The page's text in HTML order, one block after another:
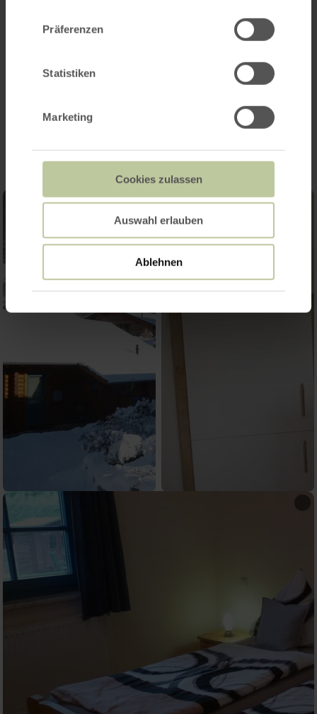
Präferenzen
Statistiken
Marketing
Cookies zulassen
Auswahl erlauben
Ablehnen
Impressions